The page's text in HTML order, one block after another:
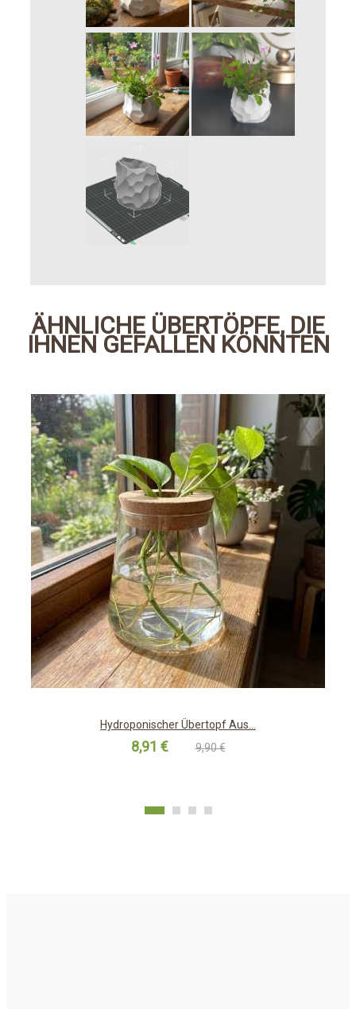
ÄHNLICHE ÜBERTÖPFE, DIE
IHNEN GEFALLEN KÖNNTEN
Hydroponischer Übertopf Aus...
8,91 € 9,90 €